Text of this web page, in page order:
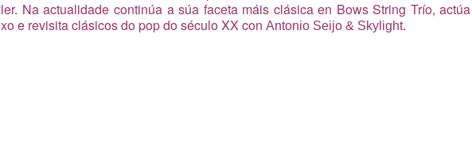
Na actualidade continúa a súa faceta máis clásica en Bows String Trío, actúa
e revisita clásicos do pop do século XX con Antonio Seijo & Skylight.